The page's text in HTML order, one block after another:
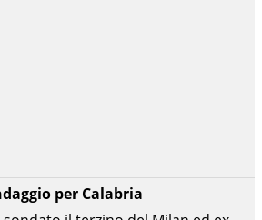
per Calabria